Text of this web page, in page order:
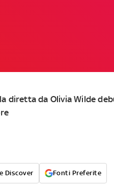
diretta da Olivia Wilde
Discover Fonti Preferite